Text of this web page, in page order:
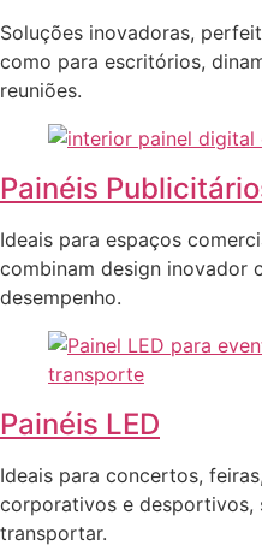
Soluções inovadoras,
como para escritórios,
reuniões.
Painéis
Ideais para espaços
combinam design inovador
desempenho.
Painéis LED
Ideais para concertos,
corporativos e desportivos,
transportar.